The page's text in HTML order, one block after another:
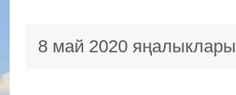
8 май 2020 яңалыклары